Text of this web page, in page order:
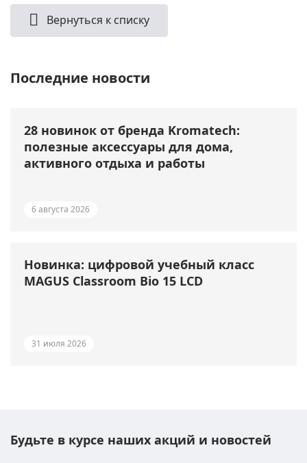
Вернуться к списку
Последние новости
28 новинок от бренда Kromatech:
полезные аксессуары для дома,
активного отдыха и работы
6 августа 2026
Новинка: цифровой учебный класс
MAGUS Classroom Bio 15 LCD
31 июля 2026
Будьте в курсе наших акций и новостей